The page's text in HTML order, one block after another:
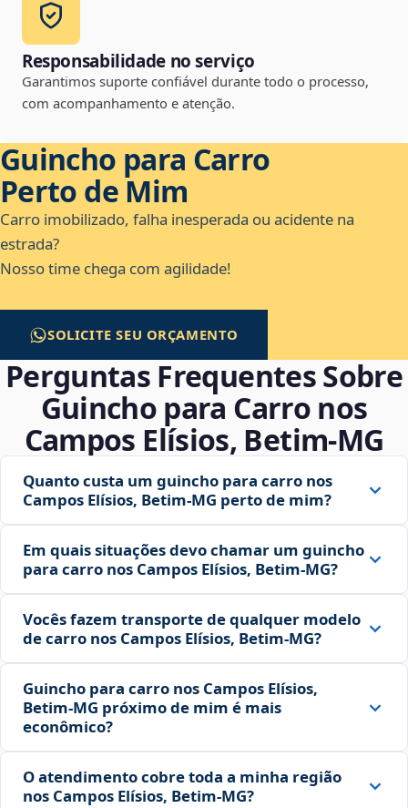
Responsabilidade no serviço
Garantimos suporte confiável durante todo o processo,
com acompanhamento e atenção.
Guincho para Carro
Perto de Mim
Carro imobilizado, falha inesperada ou acidente na
estrada?
Nosso time chega com agilidade!
SOLICITE SEU ORÇAMENTO
Perguntas Frequentes Sobre
Guincho para Carro nos
Campos Elísios, Betim‑MG
Quanto custa um guincho para carro nos
Campos Elísios, Betim‑MG perto de mim?
Em quais situações devo chamar um guincho
para carro nos Campos Elísios, Betim‑MG?
Vocês fazem transporte de qualquer modelo
de carro nos Campos Elísios, Betim‑MG?
Guincho para carro nos Campos Elísios,
Betim‑MG próximo de mim é mais
econômico?
O atendimento cobre toda a minha região
nos Campos Elísios, Betim‑MG?